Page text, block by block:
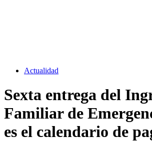
Actualidad
Sexta entrega del
Familiar de
es el calendario de